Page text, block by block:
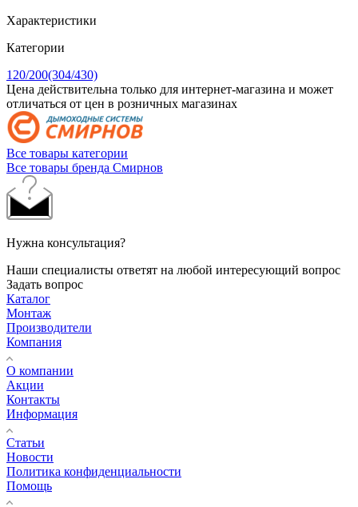
Характеристики
Категории
120/200(304/430)
Цена действительна только для интернет-магазина и может
отличаться от цен в розничных магазинах
Все товары категории
Все товары бренда Смирнов
Нужна консультация?
Наши специалисты ответят на любой интересующий вопрос
Задать вопрос
Каталог
Монтаж
Производители
Компания
О компании
Акции
Контакты
Информация
Статьи
Новости
Политика конфиденциальности
Помощь